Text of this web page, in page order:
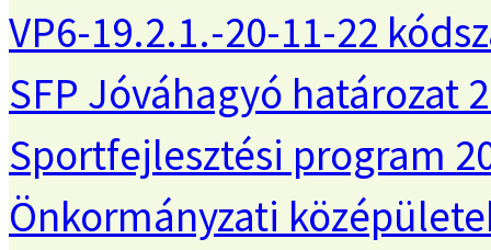
VP6-19.2.1.-20-11-22
SFP Jóváhagyó határozat
Sportfejlesztési program
Önkormányzati